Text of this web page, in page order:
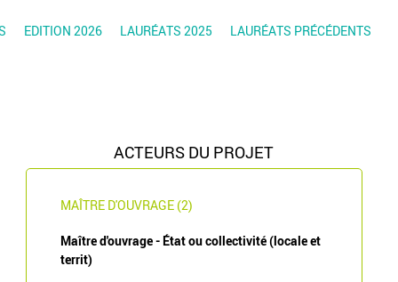
EDITION 2026 LAURÉATS 2025 LAURÉATS PRÉCÉDENTS
ACTEURS DU PROJET
MAÎTRE D'OUVRAGE (2)
Maître d'ouvrage - État ou collectivité (locale et
territ)